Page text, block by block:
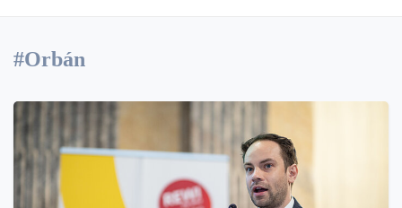
#Orbán